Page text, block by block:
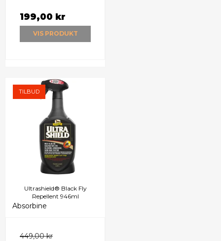
199,00 kr
VIS PRODUKT
TILBUD
Ultrashield® Black Fly
Repellent 946ml
Absorbine
449,00 kr